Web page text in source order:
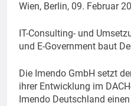
Wien, Berlin, 09. Februar
IT-Consulting- und
und E-Government baut
Die Imendo GmbH setzt
ihrer Entwicklung im
Imendo Deutschland